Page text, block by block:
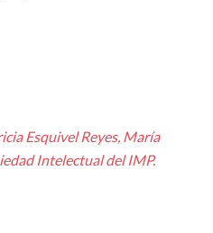
Esquivel Reyes, María
Intelectual del IMP.